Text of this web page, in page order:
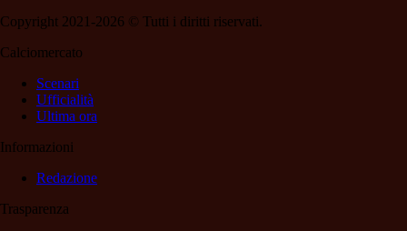
Copyright 2021-2026 © Tutti i diritti riservati.
Calciomercato
Scenari
Ufficialità
Ultima ora
Informazioni
Redazione
Trasparenza